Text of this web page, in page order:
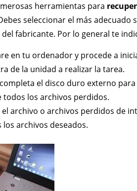
herramientas para
seleccionar el más
fabricante. Por lo general te
en tu ordenador y procede a
de la unidad a realizar la tarea.
el disco duro externo
todos los archivos perdidos.
archivo o archivos perdidos de
archivos deseados.